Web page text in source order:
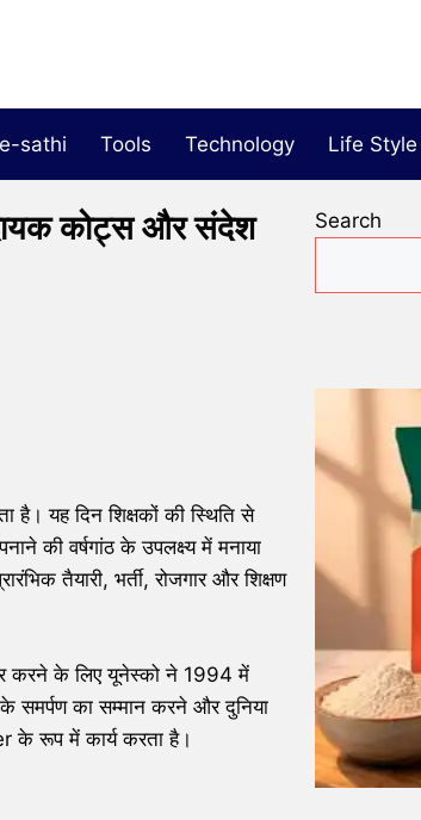
e-sathi Tools Technology Life Style
कोट्स और संदेश
है। यह दिन शिक्षकों की स्थिति से
की वर्षगांठ के उपलक्ष्य में मनाया
तैयारी, भर्ती, रोजगार और शिक्षण
करने के लिए यूनेस्को ने 1994 में
समर्पण का सम्मान करने और दुनिया
के रूप में कार्य करता है।
Search